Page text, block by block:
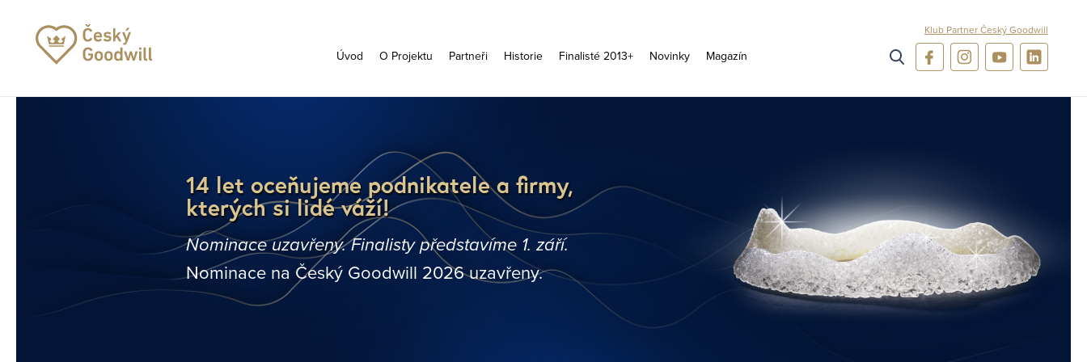
Úvod O Projektu Partneři Historie Finalisté 2013+ Novinky Magazín
Klub Partner Český Goodwill
14 let oceňujeme podnikatele a firmy,
kterých si lidé váží!
Nominace uzavřeny. Finalisty představíme 1. září.
Nominace na Český Goodwill 2026 uzavřeny.